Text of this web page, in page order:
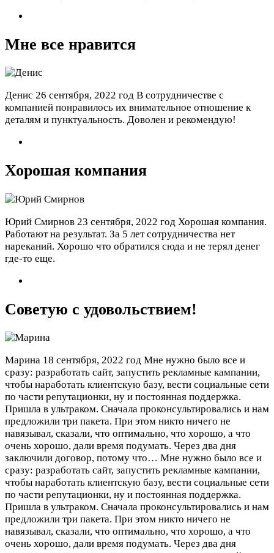
Мне все нравится
Денис 26 сентября, 2022 год В сотрудничестве с
компанией понравилось их внимательное отношение к
деталям и пунктуальность. Доволен и рекомендую!
Хорошая компания
Юрий Смирнов 23 сентября, 2022 год Хорошая компания.
Работают на результат. За 5 лет сотрудничества нет
нареканий. Хорошо что обратился сюда и не терял денег
где-то еще.
Советую с удовольствием!
Марина 18 сентября, 2022 год Мне нужно было все и
сразу: разработать сайт, запустить рекламные кампании,
чтобы наработать клиентскую базу, вести социальные сети
по части репутационки, ну и постоянная поддержка.
Пришла в ультраком. Сначала проконсультировались и нам
предложили три пакета. При этом никто ничего не
навязывал, сказали, что оптимально, что хорошо, а что
очень хорошо, дали время подумать. Через два дня
заключили договор, потому что… Мне нужно было все и
сразу: разработать сайт, запустить рекламные кампании,
чтобы наработать клиентскую базу, вести социальные сети
по части репутационки, ну и постоянная поддержка.
Пришла в ультраком. Сначала проконсультировались и нам
предложили три пакета. При этом никто ничего не
навязывал, сказали, что оптимально, что хорошо, а что
очень хорошо, дали время подумать. Через два дня